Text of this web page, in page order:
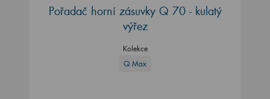
Pořadač horní zásuvky Q 70 - kulatý
výřez
Kolekce
Q Max